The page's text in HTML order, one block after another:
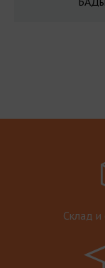
Склад